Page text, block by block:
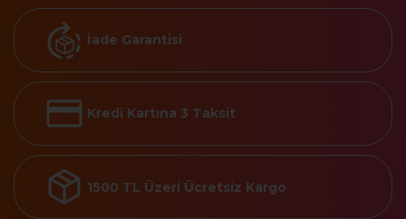
İade Garantisi
Kredi Kartına 3 Taksit
1500 TL Üzeri Ücretsiz Kargo